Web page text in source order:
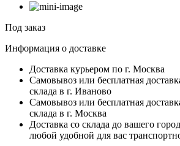
Под заказ
Информация о доставке
Доставка курьером по г. Москва
Самовывоз или бесплатная
склада в г. Иваново
Самовывоз или бесплатная
склада в г. Москва
Доставка со склада до вашего
любой удобной для вас